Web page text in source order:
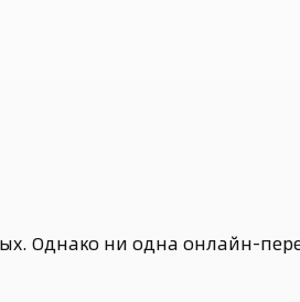
Однако ни одна онлайн-